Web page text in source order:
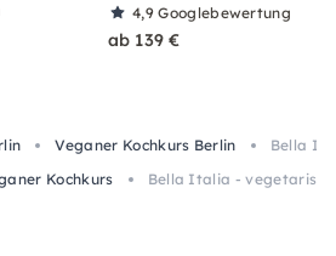
4,9Googlebewertung
ab 139 €
Veganer Kochkurs Berlin
Bella
Kochkurs Bella Italia -